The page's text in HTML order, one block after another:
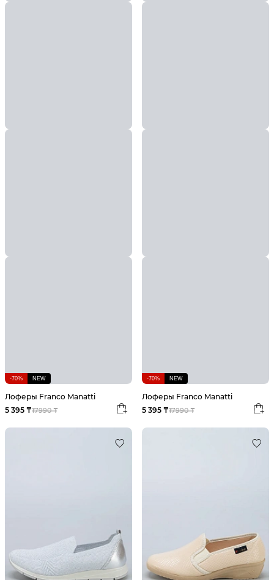
-70% NEW
Лоферы Franco Manatti
17990 ₸
5 395 ₸
-70% NEW
Лоферы Franco Manatti
17990 ₸
5 395 ₸